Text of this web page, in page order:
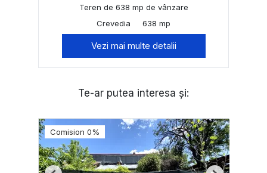
Teren de 638 mp de vânzare
Crevedia
638 mp
Vezi mai multe detalii
Te-ar putea interesa și:
Comision 0%